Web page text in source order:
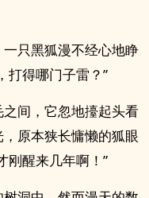
只黑狐漫不经心地睁
打得哪门子雷？”
间，它忽地擡起头看
原本狭长慵懒的狐眼
刚醒来几年啊！”